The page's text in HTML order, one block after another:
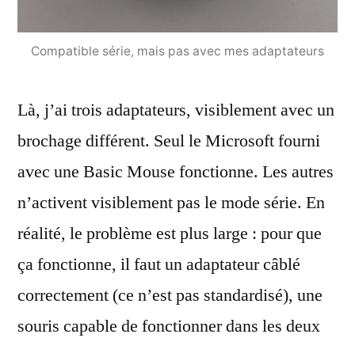
Compatible série, mais pas avec mes adaptateurs
Là, j’ai trois adaptateurs, visiblement avec un
brochage différent. Seul le Microsoft fourni
avec une Basic Mouse fonctionne. Les autres
n’activent visiblement pas le mode série. En
réalité, le problème est plus large : pour que
ça fonctionne, il faut un adaptateur câblé
correctement (ce n’est pas standardisé), une
souris capable de fonctionner dans les deux